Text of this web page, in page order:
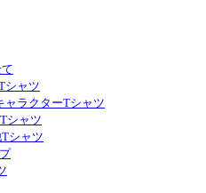
シャツ
ャラクターTシャツ
シャツ
シャツ